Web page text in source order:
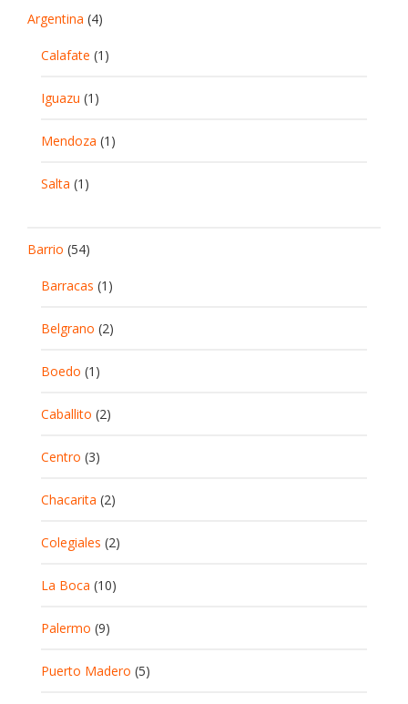
Argentina (4)
Calafate (1)
Iguazu (1)
Mendoza (1)
Salta (1)
Barrio (54)
Barracas (1)
Belgrano (2)
Boedo (1)
Caballito (2)
Centro (3)
Chacarita (2)
Colegiales (2)
La Boca (10)
Palermo (9)
Puerto Madero (5)